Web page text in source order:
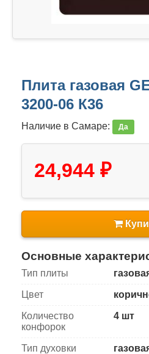
Плита газовая
3200-06 К36
Наличие в Самаре: Да
24,944 ₽
Основные
Тип плиты
Цвет
Количество
конфорок
4 шт
Тип духовки